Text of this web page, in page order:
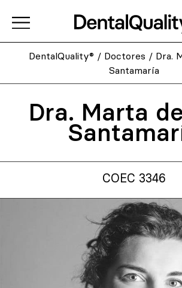
DentalQuality® / Doctores / Dra.
Santamaría
Dra. Marta
COEC 3346